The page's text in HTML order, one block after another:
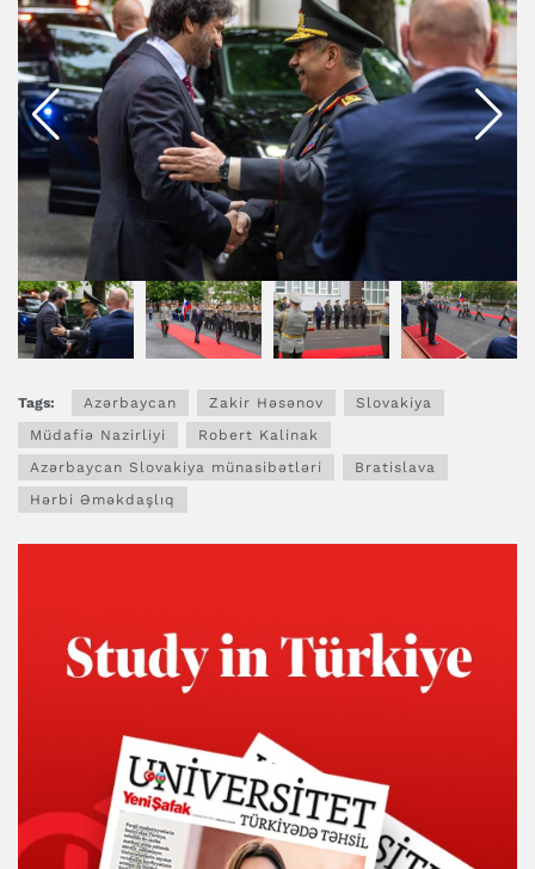
Tags: Azərbaycan Zakir Həsənov
Slovakiya
Müdafiə Nazirliyi
Robert Kalinak
Azərbaycan Slovakiya münasibətləri
Bratislava
Hərbi Əməkdaşlıq